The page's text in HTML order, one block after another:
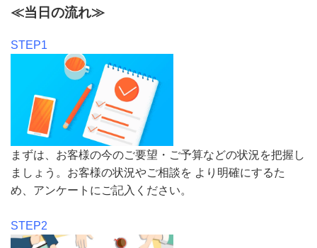
≪当日の流れ≫
STEP1
まずは、お客様の今のご要望・ご予算などの状況を把握し
ましょう。お客様の状況やご相談を より明確にするた
め、アンケートにご記入ください。
STEP2